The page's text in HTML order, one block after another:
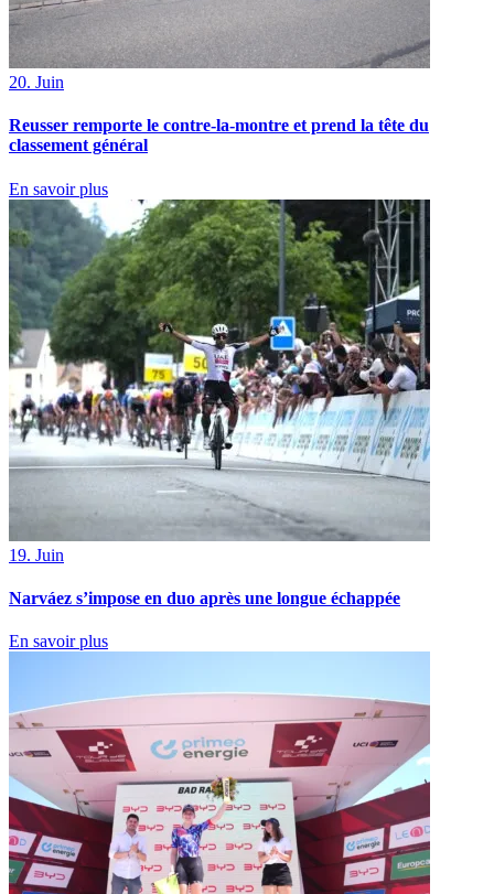
20. Juin
Reusser remporte le contre-la-montre et prend la tête du
classement général
En savoir plus
19. Juin
Narváez s’impose en duo après une longue échappée
En savoir plus